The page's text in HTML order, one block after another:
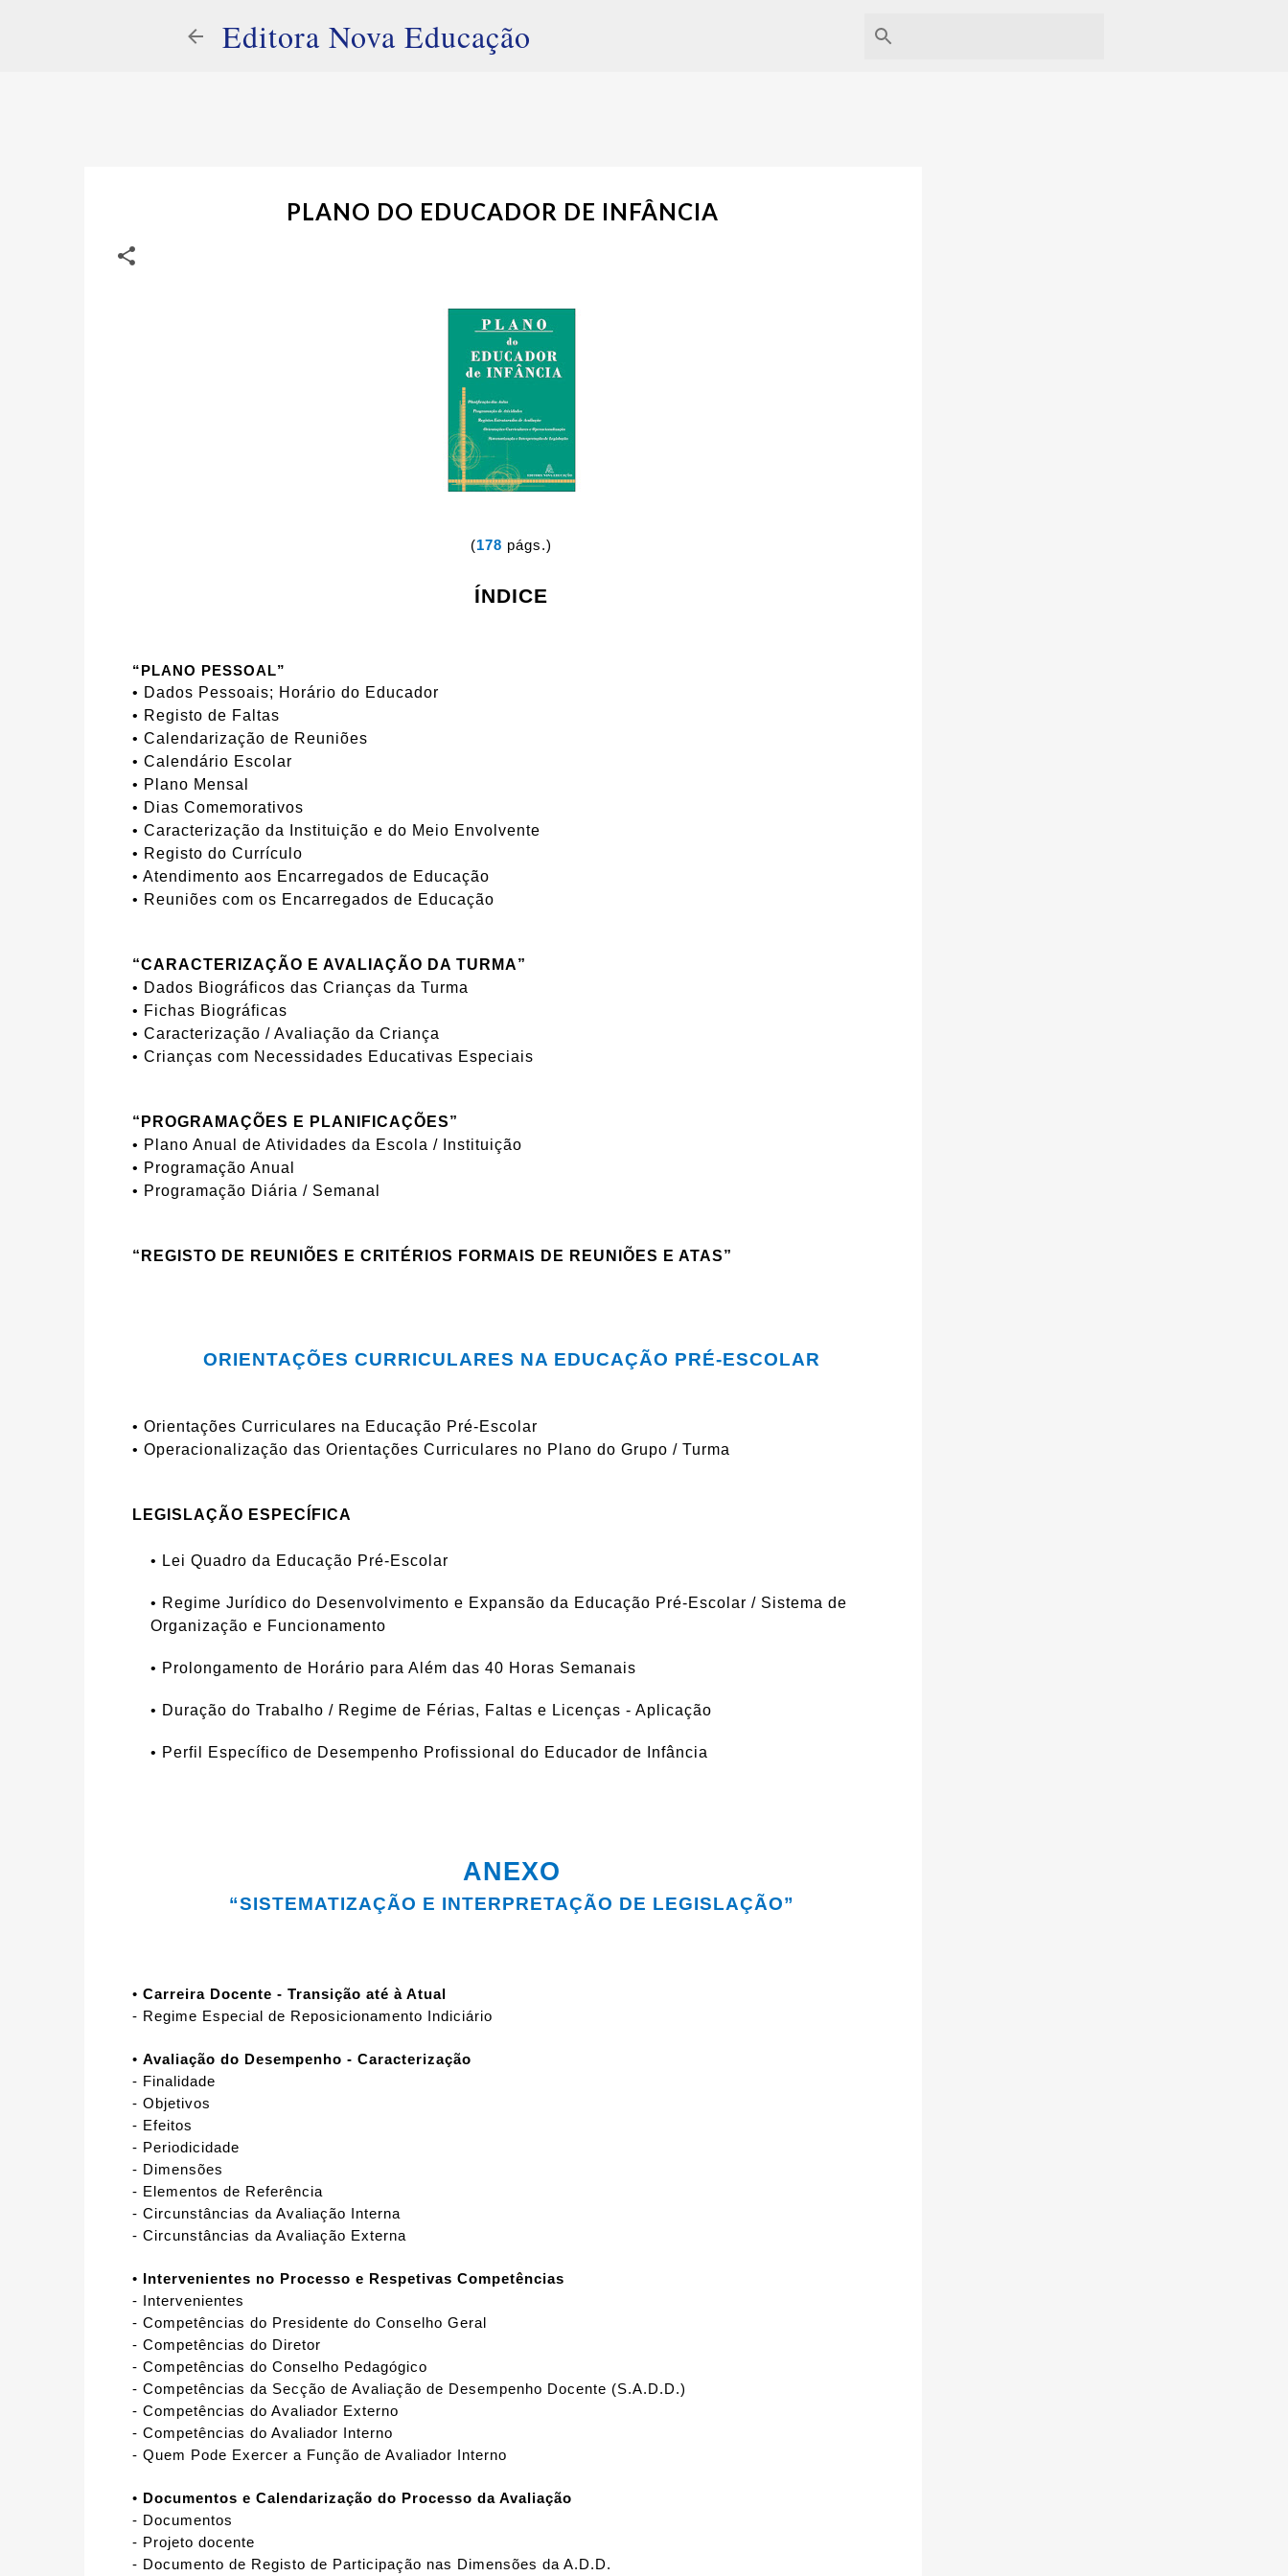
Editora Nova Educação
PLANO DO EDUCADOR DE INFÂNCIA
(178 págs.)
ÍNDICE
“PLANO PESSOAL”
• Dados Pessoais; Horário do Educador
• Registo de Faltas
• Calendarização de Reuniões
• Calendário Escolar
• Plano Mensal
• Dias Comemorativos
• Caracterização da Instituição e do Meio Envolvente
• Registo do Currículo
• Atendimento aos Encarregados de Educação
• Reuniões com os Encarregados de Educação
“CARACTERIZAÇÃO E AVALIAÇÃO DA TURMA”
• Dados Biográficos das Crianças da Turma
• Fichas Biográficas
• Caracterização / Avaliação da Criança
• Crianças com Necessidades Educativas Especiais
“PROGRAMAÇÕES E PLANIFICAÇÕES”
• Plano Anual de Atividades da Escola / Instituição
• Programação Anual
• Programação Diária / Semanal
“REGISTO DE REUNIÕES E CRITÉRIOS FORMAIS DE REUNIÕES E ATAS”
ORIENTAÇÕES CURRICULARES NA EDUCAÇÃO PRÉ-ESCOLAR
• Orientações Curriculares na Educação Pré-Escolar
• Operacionalização das Orientações Curriculares no Plano do Grupo / Turma
LEGISLAÇÃO ESPECÍFICA
• Lei Quadro da Educação Pré-Escolar
• Regime Jurídico do Desenvolvimento e Expansão da Educação Pré-Escolar / Sistema de
Organização e Funcionamento
• Prolongamento de Horário para Além das 40 Horas Semanais
• Duração do Trabalho / Regime de Férias, Faltas e Licenças - Aplicação
• Perfil Específico de Desempenho Profissional do Educador de Infância
ANEXO
“SISTEMATIZAÇÃO E INTERPRETAÇÃO DE LEGISLAÇÃO”
•Carreira Docente - Transição até à Atual
- Regime Especial de Reposicionamento Indiciário
•Avaliação do Desempenho - Caracterização
- Finalidade
- Objetivos
- Efeitos
- Periodicidade
- Dimensões
- Elementos de Referência
- Circunstâncias da Avaliação Interna
- Circunstâncias da Avaliação Externa
• Intervenientes no Processo e Respetivas Competências
- Intervenientes
- Competências do Presidente do Conselho Geral
- Competências do Diretor
- Competências do Conselho Pedagógico
- Competências da Secção de Avaliação de Desempenho Docente (S.A.D.D.)
- Competências do Avaliador Externo
- Competências do Avaliador Interno
- Quem Pode Exercer a Função de Avaliador Interno
• Documentos e Calendarização do Processo da Avaliação
- Documentos
- Projeto docente
- Documento de Registo de Participação nas Dimensões da A.D.D.